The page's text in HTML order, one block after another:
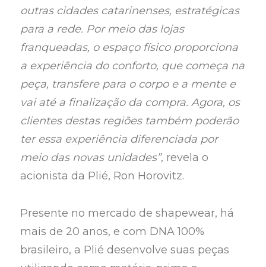
outras cidades catarinenses, estratégicas
para a rede. Por meio das lojas
franqueadas, o espaço físico proporciona
a experiência do conforto, que começa na
peça, transfere para o corpo e a mente e
vai até a finalização da compra. Agora, os
clientes destas regiões também poderão
ter essa experiência diferenciada por
meio das novas unidades”, revela o
acionista da Plié, Ron Horovitz.
Presente no mercado de shapewear, há
mais de 20 anos, e com DNA 100%
brasileiro, a Plié desenvolve suas peças